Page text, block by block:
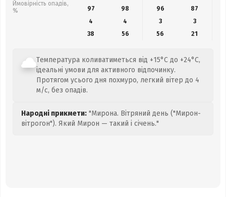
Ймовірність опадів,
%
97
98 96 87
4
4 3
3
38
56 56 21
Температура коливатиметься від +15°C до +24°C,
ідеальні умови для активного відпочинку.
Протягом усього дня похмуро, легкий вітер до 4
м/с, без опадів.
Народні прикмети: "Мирона. Вітряний день ("Мирон-
вітрогон"). Який Мирон — такий і січень."